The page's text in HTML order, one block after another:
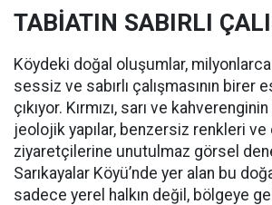
TABİATIN SABIRLI
Köydeki doğal oluşumlar, milyonlarca
sessiz ve sabırlı çalışmasının birer
çıkıyor. Kırmızı, sarı ve
jeolojik yapılar, benzersiz renkleri
ziyaretçilerine unutulmaz görsel
Sarıkayalar Köyü’nde yer alan bu
sadece yerel halkın değil, bölgeye